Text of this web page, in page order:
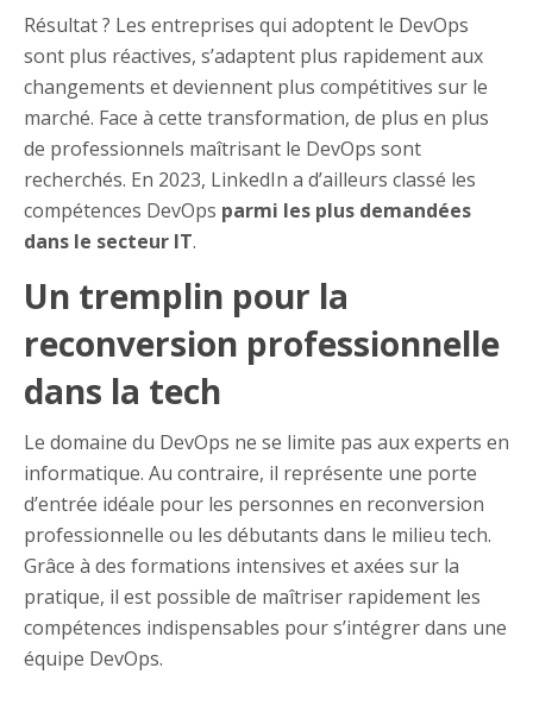
Résultat ? Les entreprises qui adoptent le DevOps
sont plus réactives, s’adaptent plus rapidement aux
changements et deviennent plus compétitives sur le
marché. Face à cette transformation, de plus en plus
de professionnels maîtrisant le DevOps sont
recherchés. En 2023, LinkedIn a d’ailleurs classé les
compétences DevOps parmi les plus demandées
dans le secteur IT.
Un tremplin pour la
reconversion professionnelle
dans la tech
Le domaine du DevOps ne se limite pas aux experts en
informatique. Au contraire, il représente une porte
d’entrée idéale pour les personnes en reconversion
professionnelle ou les débutants dans le milieu tech.
Grâce à des formations intensives et axées sur la
pratique, il est possible de maîtriser rapidement les
compétences indispensables pour s’intégrer dans une
équipe DevOps.